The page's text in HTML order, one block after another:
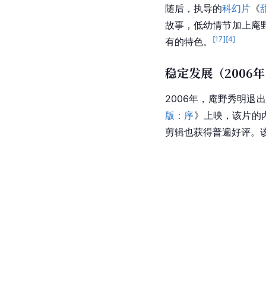
随后，执导的科幻片 《
故事，低幼情节加上庵
有的特色。
[17][4]
稳定发展（2006
2006年，庵野秀明退出
版：序》上映，该片的
剪辑也获得普遍好评。